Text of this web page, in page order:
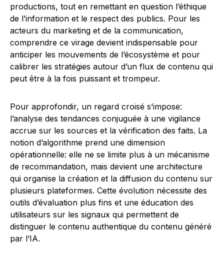
productions, tout en remettant en question l’éthique
de l’information et le respect des publics. Pour les
acteurs du marketing et de la communication,
comprendre ce virage devient indispensable pour
anticiper les mouvements de l’écosystème et pour
calibrer les stratégies autour d’un flux de contenu qui
peut être à la fois puissant et trompeur.
Pour approfondir, un regard croisé s’impose:
l’analyse des tendances conjuguée à une vigilance
accrue sur les sources et la vérification des faits. La
notion d’algorithme prend une dimension
opérationnelle: elle ne se limite plus à un mécanisme
de recommandation, mais devient une architecture
qui organise la création et la diffusion du contenu sur
plusieurs plateformes. Cette évolution nécessite des
outils d’évaluation plus fins et une éducation des
utilisateurs sur les signaux qui permettent de
distinguer le contenu authentique du contenu généré
par l’IA.